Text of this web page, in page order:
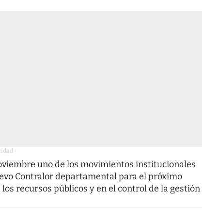
-
uno de los movimientos institucionales
Contralor departamental para el próximo
recursos públicos y en el control de la gestión